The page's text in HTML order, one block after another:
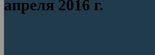
апреля 2016 г.